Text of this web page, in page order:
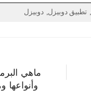
تطبيق دوبيزل دوبيزل